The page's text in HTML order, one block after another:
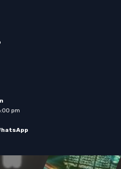
pm